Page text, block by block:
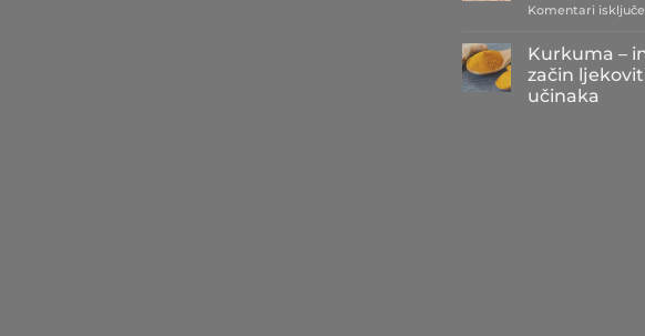
s
službi
zaštite
srca
krvnih
Komentari
Kurkuma –
začin
učinaka